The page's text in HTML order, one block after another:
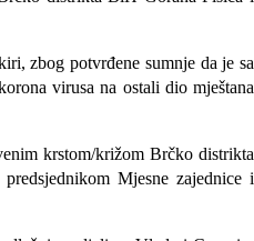
zbog potvrđene sumnje da je sa
virusa na ostali dio mještana
krstom/križom Brčko distrikta
Mjesne zajednice i